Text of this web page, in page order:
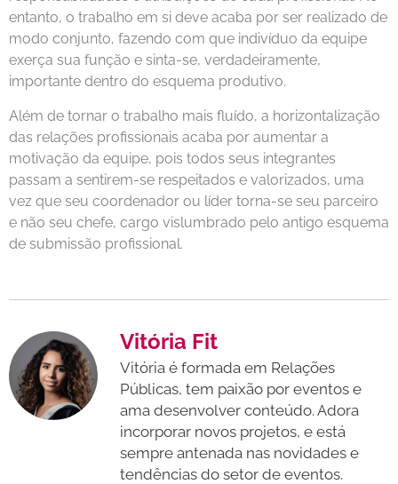
entanto, o trabalho em si deve acaba por ser realizado de
modo conjunto, fazendo com que indivíduo da equipe
exerça sua função e sinta-se, verdadeiramente,
importante dentro do esquema produtivo.
Além de tornar o trabalho mais fluído, a horizontalização
das relações profissionais acaba por aumentar a
motivação da equipe, pois todos seus integrantes
passam a sentirem-se respeitados e valorizados, uma
vez que seu coordenador ou líder torna-se seu parceiro
e não seu chefe, cargo vislumbrado pelo antigo esquema
de submissão profissional.
Vitória Fit
Vitória é formada em Relações
Públicas, tem paixão por eventos e
ama desenvolver conteúdo. Adora
incorporar novos projetos, e está
sempre antenada nas novidades e
tendências do setor de eventos.